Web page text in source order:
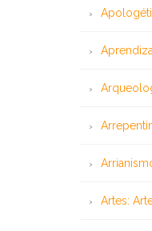
Artes: